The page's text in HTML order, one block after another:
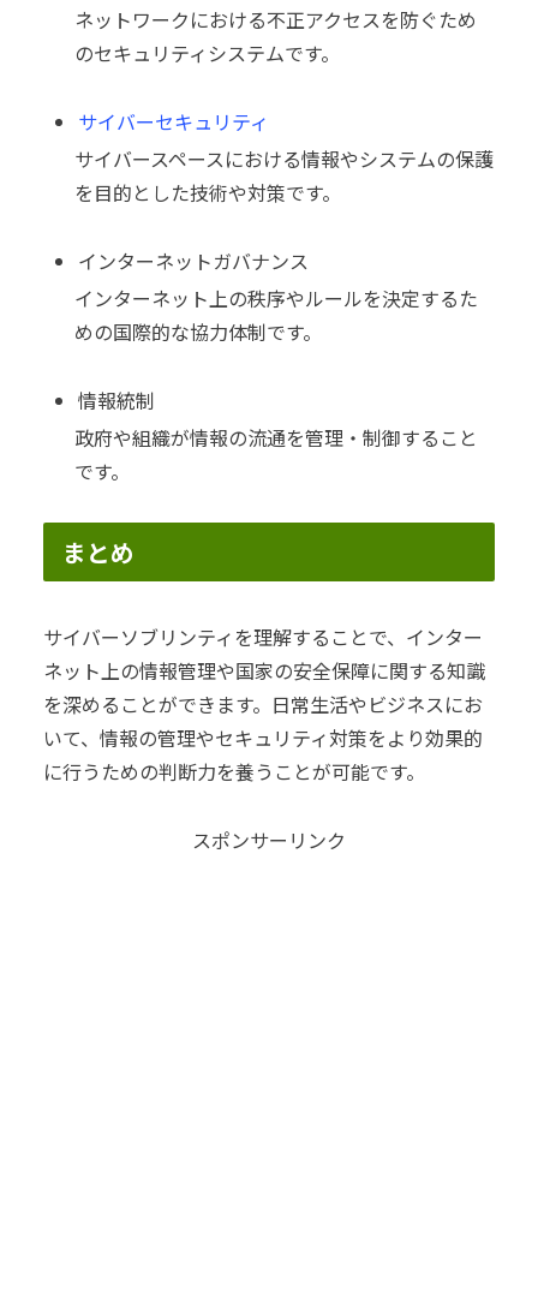
ネットワークにおける不正アクセスを防ぐため
のセキュリティシステムです。
サイバーセキュリティ
サイバースペースにおける情報やシステムの保護
を目的とした技術や対策です。
インターネットガバナンス
インターネット上の秩序やルールを決定するた
めの国際的な協力体制です。
情報統制
政府や組織が情報の流通を管理・制御すること
です。
まとめ
サイバーソブリンティを理解することで、インター
ネット上の情報管理や国家の安全保障に関する知識
を深めることができます。日常生活やビジネスにお
いて、情報の管理やセキュリティ対策をより効果的
に行うための判断力を養うことが可能です。
スポンサーリンク